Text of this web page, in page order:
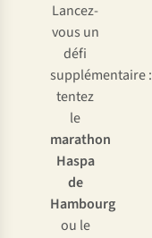
Lancez-
vous un
défi
supplémentaire :
tentez
le
marathon
Haspa
de
Hambourg
ou le